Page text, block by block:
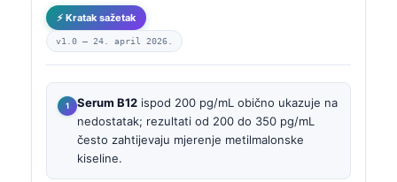
⚡ Kratak sažetak
v1.0 — 24. april 2026.
Serum B12 ispod 200 pg/mL obično ukazuje na
nedostatak; rezultati od 200 do 350 pg/mL
često zahtijevaju mjerenje metilmalonske
kiseline.